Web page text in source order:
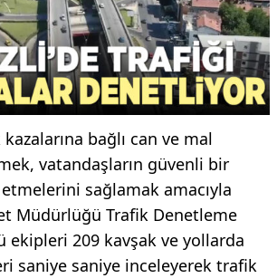
bağlı can ve mal
vatandaşların güvenli bir
sağlamak amacıyla
Müdürlüğü Trafik Denetleme
ekipleri 209 kavşak ve yollarda
saniye saniye inceleyerek trafik